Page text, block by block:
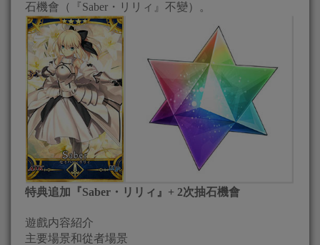
石機會（『Saber・リリィ』不變）。
特典追加『Saber・リリィ』+ 2次抽石機會
遊戲内容紹介
主要場景和從者場景